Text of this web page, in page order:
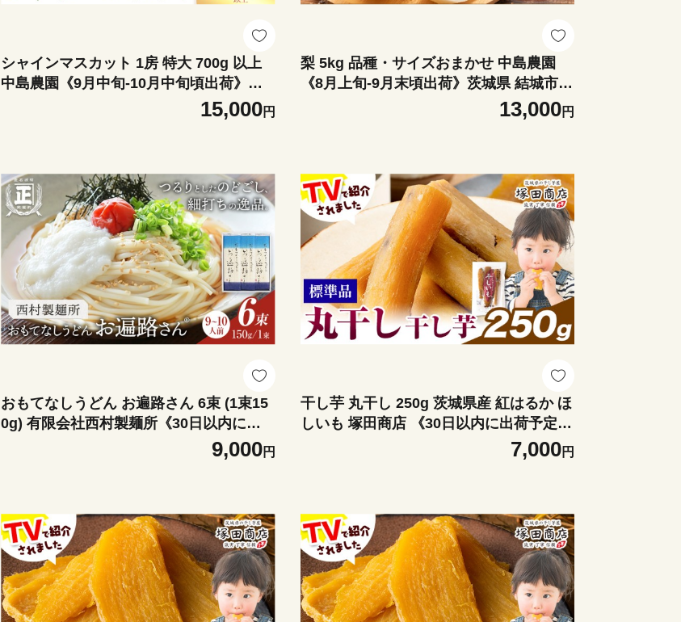
シャインマスカット 1房 特大 700g 以上
中島農園《9月中旬-10月中旬頃出荷》茨
城県 結城市 フルーツ 旬 シャイン マスカ
ット ぶどう 果物【配送不可地域あり】
15,000円
梨 5kg 品種・サイズおまかせ 中島農園
《8月上旬-9月末頃出荷》茨城県 結城市
フルーツ 旬 果物 幸水 豊水 あきづき 恵水
甘太 など から ランダム【配送不可地域あ
13,000円
おもてなしうどん お遍路さん 6束 (1束15
0g) 有限会社西村製麺所《30日以内に出
荷予定(土日祝除く)》茨城県 結城市 うど
ん そば ギフト 贈答用 送料無料【配送不
9,000円
干し芋 丸干し 250g 茨城県産 紅はるか ほ
しいも 塚田商店 《30日以内に出荷予定
(土日祝除く)》干し芋 干しいも さつまい
も サツマイモ さつま芋 お菓子 スイーツ
7,000円